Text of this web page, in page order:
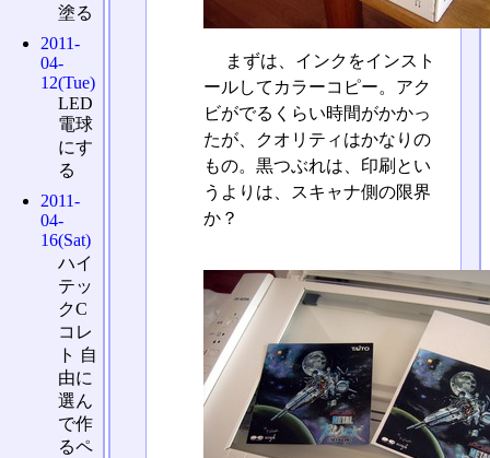
まずは、インクをインスト
ールしてカラーコピー。アク
ビがでるくらい時間がかかっ
たが、クオリティはかなりの
もの。黒つぶれは、印刷とい
うよりは、スキャナ側の限界
か？
塗る
2011-
04-
12(Tue)
LED
電球
にす
る
2011-
04-
16(Sat)
ハイ
テッ
クC
コレ
ト 自
由に
選ん
で作
るペ